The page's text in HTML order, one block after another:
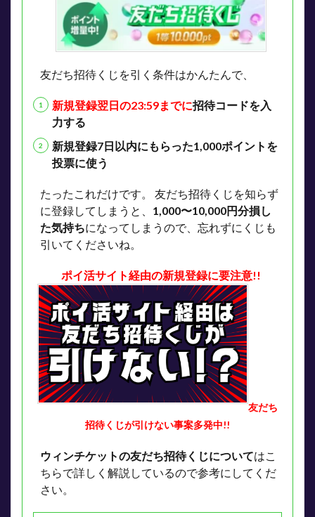
友だち招待くじを引く条件はかんたんで、
新規登録翌日の23:59までに招待コードを入
力する
新規登録7日以内にもらった1,000ポイントを
投票に使う
たったこれだけです。
友だち招待くじを知らず
に登録してしまうと、 1,000〜10,000円分損し
た気持ちになってしまうので、忘れずにくじも
引いてくださいね。
ポイ活サイト経由の新規登録に要注意!!
友だち
招待くじが引けない事案多発中!!
ウィンチケットの友だち招待くじについてはこ
ちらで詳しく解説しているので参考にしてくだ
さい。